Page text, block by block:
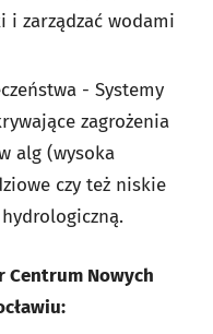
i zarządzać wodami
- Systemy
zagrożenia
alg (wysoka
czy też niskie
Centrum Nowych